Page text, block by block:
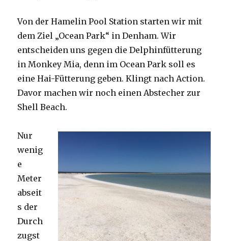
Von der Hamelin Pool Station starten wir mit
dem Ziel „Ocean Park“ in Denham. Wir
entscheiden uns gegen die Delphinfütterung
in Monkey Mia, denn im Ocean Park soll es
eine Hai-Fütterung geben. Klingt nach Action.
Davor machen wir noch einen Abstecher zur
Shell Beach.
Nur
wenig
e
Meter
abseit
s der
Durch
zugst